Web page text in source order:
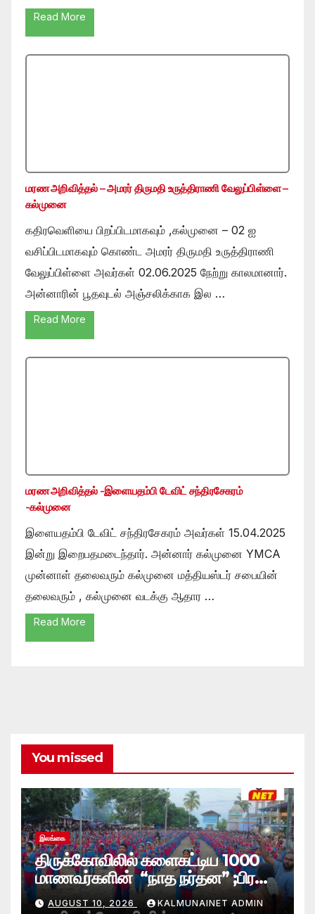
Read More
மரண அறிவித்தல் – அமரர் திருமதி உருத்திராணி வேலுப்பிள்ளை –
கல்முனை
கதிரவெளியை பிறப்பிடமாகவும் ,கல்முனை – 02 ஐ
வசிப்பிடமாகவும் கொண்ட அமரர் திருமதி உருத்திராணி
வேலுப்பிள்ளை அவர்கள் 02.06.2025 நேற்று காலமானார்.
அன்னாரின் பூதவுடல் அஞ்சலிக்காக இல …
Read More
மரண அறிவித்தல் -இளையதம்பி டேவிட் சந்திரசேகரம்
-கல்முனை
இளையதம்பி டேவிட் சந்திரசேகரம் அவர்கள் 15.04.2025
இன்று இறைபதமடைந்தார். அன்னார் கல்முனை YMCA
முன்னாள் தலைவரும் கல்முனை மத்தியஸ்டர் சபையின்
தலைவரும் , கல்முனை வடக்கு ஆதார …
Read More
You missed
இலங்கை
திருக்கோவிலில் களைகட்டிய 1000
மாணவர்களின் “நாத நர்தன” ;பிரதி
போலீஸ் மாஅதிபரும் பங்கேற்பு
AUGUST 10, 2026 KALMUNAINET ADMIN